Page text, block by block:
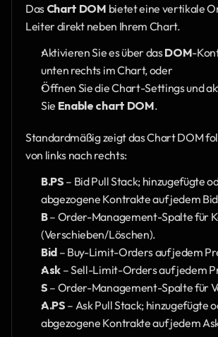
Das Chart DOM bietet eine vertikale
Leiter direkt neben Ihrem Chart.
Aktivieren Sie es über das DOM-
unten rechts im Chart, oder
Öffnen Sie die Chart-Settings und
Sie Enable chart DOM.
Standardmäßig zeigt das Chart DOM
von links nach rechts:
B.PS – Bid Pull Stack; hinzugefügte
abgezogene Kontrakte auf jedem
B – Order-Management-Spalte für
(Verschieben/Löschen).
Bid – Buy-Limit-Orders auf jedem
Ask – Sell-Limit-Orders auf jedem
S – Order-Management-Spalte für
A.PS – Ask Pull Stack; hinzugefügte
abgezogene Kontrakte auf jedem